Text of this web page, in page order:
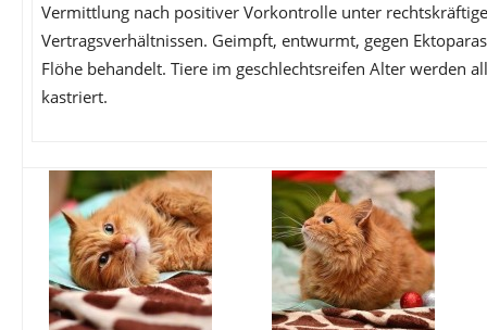
Vermittlung nach positiver Vorkontrolle unter
Vertragsverhältnissen. Geimpft, entwurmt, gegen
Flöhe behandelt. Tiere im geschlechtsreifen Alter werden
kastriert.